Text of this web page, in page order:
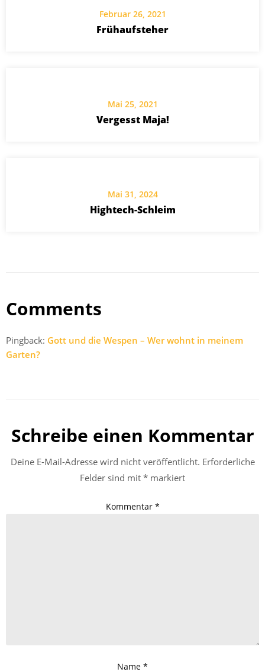
Februar 26, 2021
Frühaufsteher
Mai 25, 2021
Vergesst Maja!
Mai 31, 2024
Hightech-Schleim
Comments
Pingback: Gott und die Wespen – Wer wohnt in meinem
Garten?
Schreibe einen Kommentar
Deine E-Mail-Adresse wird nicht veröffentlicht. Erforderliche
Felder sind mit * markiert
Kommentar *
Name *